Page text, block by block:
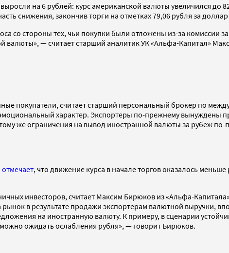
на 6 рублей: курс американской валюты увеличился до
снижения, закончив торги на отметках 79,06 рубля за
со стороны тех, чьи покупки были отложены из-за комиссии
валюты», — считает старший аналитик УК «Альфа-Капитал»
покупатели, считает старший персональный брокер по
характер. Экспортеры по-прежнему вынуждены
же ограничения на вывод иностранной валюты за рубеж
отмечает, что движение курса в начале торгов оказалось
инвесторов, считает Максим Бирюков из «Альфа-
в результате продажи экспортерам валютной выручки,
на иностранную валюту. К примеру, в сценарии
ожидать ослабления рубля», — говорит Бирюков.